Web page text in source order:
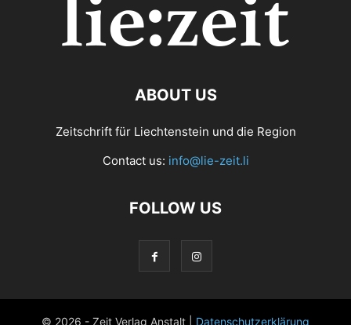
ABOUT US
Zeitschrift für Liechtenstein und die Region
Contact us: info@lie-zeit.li
FOLLOW US
© 2026 - Zeit Verlag Anstalt | Datenschutzerklärung